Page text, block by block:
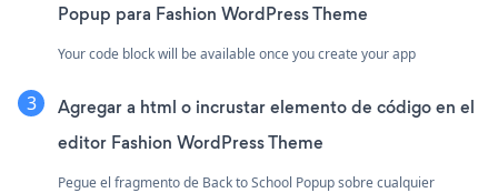
Popup para Fashion WordPress Theme
Your code block will be available once you create your app
Agregar a html o incrustar elemento de código en el
editor Fashion WordPress Theme
Pegue el fragmento de Back to School Popup sobre cualquier